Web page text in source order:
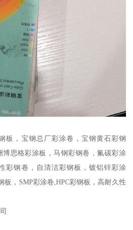
板，宝钢总厂彩涂卷，宝钢黄石彩钢
思格彩涂板，马钢彩钢卷，氟碳彩涂
彩钢卷，自清洁彩钢板，镀铝锌彩涂
板，SMP彩涂卷,HPC彩钢板，高耐久性